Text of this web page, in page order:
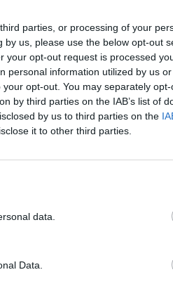
parties, or processing of your
us, please use the below opt-out
your opt-out request is processed
personal information utilized by us
opt-out. You may separately
by third parties on the IAB’s list of
by us to third parties on the
it to other third parties.
data.
Data.